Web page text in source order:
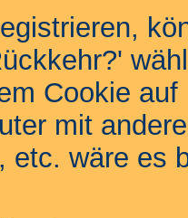
Cookie
mit
etc. wäre es